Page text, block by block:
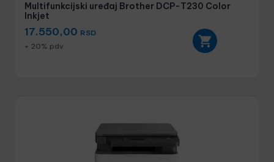
Multifunkcijski uređaj Brother DCP-T230 Color
Inkjet
17.550,00 RSD
+ 20% pdv